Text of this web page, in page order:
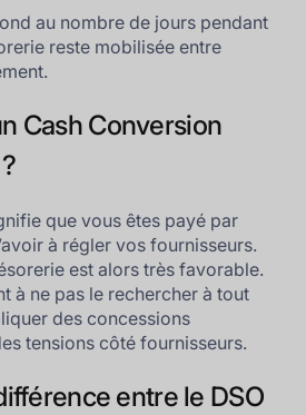
au nombre de jours pendant
reste mobilisée entre
Cash Conversion
que vous êtes payé par
à régler vos fournisseurs.
est alors très favorable.
à ne pas le rechercher à tout
des concessions
tensions côté fournisseurs.
entre le DSO